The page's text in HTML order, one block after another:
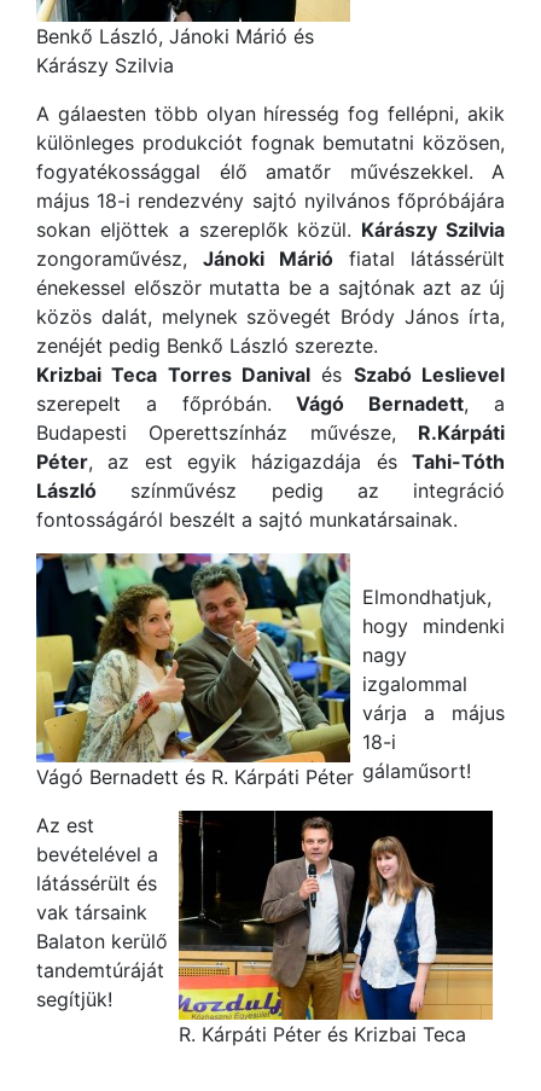
Benkő László, Jánoki Márió és
Kárászy Szilvia
A gálaesten több olyan híresség fog fellépni, akik
különleges produkciót fognak bemutatni közösen,
fogyatékossággal élő amatőr művészekkel. A
május 18-i rendezvény sajtó nyilvános főpróbájára
sokan eljöttek a szereplők közül. Kárászy Szilvia
zongoraművész, Jánoki Márió fiatal látássérült
énekessel először mutatta be a sajtónak azt az új
közös dalát, melynek szövegét Bródy János írta,
zenéjét pedig Benkő László szerezte.
Krizbai Teca Torres Danival és Szabó Leslievel
szerepelt a főpróbán.Vágó Bernadett, a
Budapesti Operettszínház művésze, R.Kárpáti
Péter, az est egyik házigazdája és Tahi-Tóth
László színművész pedig az integráció
fontosságáról beszélt a sajtó munkatársainak.
Vágó Bernadett és R. Kárpáti Péter
R. Kárpáti Péter és Krizbai Teca
Elmondhatjuk,
hogy mindenki
nagy
izgalommal
várja a május
18-i
gálaműsort!
Az est
bevételével a
látássérült és
vak társaink
Balaton kerülő
tandemtúráját
segítjük!